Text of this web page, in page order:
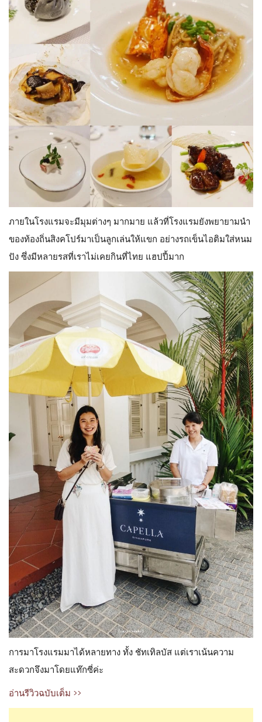
ภายในโรงแรมจะมีมุมต่างๆ มากมาย แล้วที่โรงแรมยังพยายามนำ
ของท้องถิ่นสิงคโปร์มาเป็นลูกเล่นให้แขก อย่างรถเข็นไอติมใส่หนม
ปัง ซึ่งมีหลายรสที่เราไม่เคยกินที่ไทย แฮปปี้มาก
การมาโรงแรมมาได้หลายทาง ทั้ง ชัทเทิลบัส แต่เราเน้นความ
สะดวกจึงมาโดยแท๊กซี่ค่ะ
อ่านรีวิวฉบับเต็ม >>